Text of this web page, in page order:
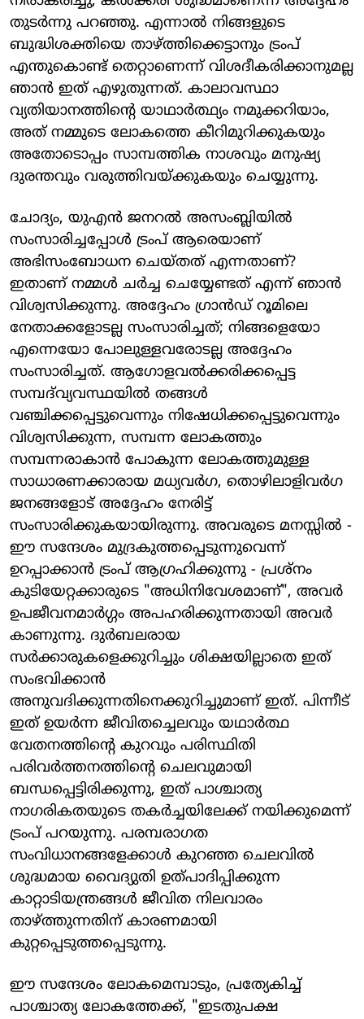
തുടർന്നു പറഞ്ഞു. എന്നാൽ നിങ്ങളുടെ
ബുദ്ധിശക്തിയെ താഴ്ത്തിക്കെട്ടാനും ട്രംപ്
എന്തുകൊണ്ട് തെറ്റാണെന്ന് വിശദീകരിക്കാനുമല്ല
ഞാൻ ഇത് എഴുതുന്നത്. കാലാവസ്ഥാ
വ്യതിയാനത്തിന്റെ യാഥാർത്ഥ്യം നമുക്കറിയാം,
അത് നമ്മുടെ ലോകത്തെ കീറിമുറിക്കുകയും
അതോടൊപ്പം സാമ്പത്തിക നാശവും മനുഷ്യ
ദുരന്തവും വരുത്തിവയ്ക്കുകയും ചെയ്യുന്നു.
ചോദ്യം, യുഎൻ ജനറൽ അസംബ്ലിയിൽ
സംസാരിച്ചപ്പോൾ ട്രംപ് ആരെയാണ്
അഭിസംബോധന ചെയ്തത് എന്നതാണ്?
ഇതാണ് നമ്മൾ ചർച്ച ചെയ്യേണ്ടത് എന്ന് ഞാൻ
വിശ്വസിക്കുന്നു. അദ്ദേഹം ഗ്രാൻഡ് റൂമിലെ
നേതാക്കളോടല്ല സംസാരിച്ചത്; നിങ്ങളെയോ
എന്നെയോ പോലുള്ളവരോടല്ല അദ്ദേഹം
സംസാരിച്ചത്. ആഗോളവൽക്കരിക്കപ്പെട്ട
സമ്പദ്‌വ്യവസ്ഥയിൽ തങ്ങൾ
വഞ്ചിക്കപ്പെട്ടുവെന്നും നിഷേധിക്കപ്പെട്ടുവെന്നും
വിശ്വസിക്കുന്ന, സമ്പന്ന ലോകത്തും
സമ്പന്നരാകാൻ പോകുന്ന ലോകത്തുമുള്ള
സാധാരണക്കാരായ മധ്യവർഗ, തൊഴിലാളിവർഗ
ജനങ്ങളോട് അദ്ദേഹം നേരിട്ട്
സംസാരിക്കുകയായിരുന്നു. അവരുടെ മനസ്സിൽ -
ഈ സന്ദേശം മുദ്രകുത്തപ്പെടുന്നുവെന്ന്
ഉറപ്പാക്കാൻ ട്രംപ് ആഗ്രഹിക്കുന്നു - പ്രശ്നം
കുടിയേറ്റക്കാരുടെ "അധിനിവേശമാണ്", അവർ
ഉപജീവനമാർഗ്ഗം അപഹരിക്കുന്നതായി അവർ
കാണുന്നു. ദുർബലരായ
സർക്കാരുകളെക്കുറിച്ചും ശിക്ഷയില്ലാതെ ഇത്
സംഭവിക്കാൻ
അനുവദിക്കുന്നതിനെക്കുറിച്ചുമാണ് ഇത്. പിന്നീട്
ഇത് ഉയർന്ന ജീവിതച്ചെലവും യഥാർത്ഥ
വേതനത്തിന്റെ കുറവും പരിസ്ഥിതി
പരിവർത്തനത്തിന്റെ ചെലവുമായി
ബന്ധപ്പെട്ടിരിക്കുന്നു, ഇത് പാശ്ചാത്യ
നാഗരികതയുടെ തകർച്ചയിലേക്ക് നയിക്കുമെന്ന്
ട്രംപ് പറയുന്നു. പരമ്പരാഗത
സംവിധാനങ്ങളേക്കാൾ കുറഞ്ഞ ചെലവിൽ
ശുദ്ധമായ വൈദ്യുതി ഉത്പാദിപ്പിക്കുന്ന
കാറ്റാടിയന്ത്രങ്ങൾ ജീവിത നിലവാരം
താഴ്ത്തുന്നതിന് കാരണമായി
കുറ്റപ്പെടുത്തപ്പെടുന്നു.
ഈ സന്ദേശം ലോകമെമ്പാടും, പ്രത്യേകിച്ച്
പാശ്ചാത്യ ലോകത്തേക്ക്, "ഇടതുപക്ഷ